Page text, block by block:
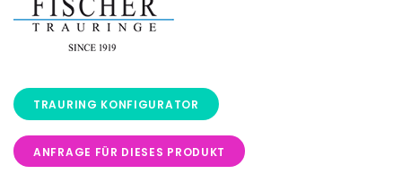
ANFRAGE FÜR DIESES PRODUKT